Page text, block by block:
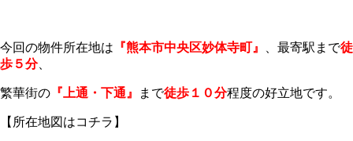
今回の物件所在地は 『熊本市中央区妙体寺町』 、最寄駅まで徒
歩５分、
繁華街の 『上通・下通』 まで徒歩１０分程度の好立地です。
【所在地図はコチラ】